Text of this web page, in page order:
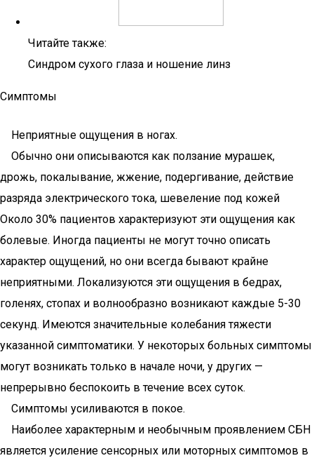
Читайте также:
Синдром сухого глаза и ношение линз
Симптомы
Неприятные ощущения в ногах.
Обычно они описываются как ползание мурашек,
дрожь, покалывание, жжение, подергивание, действие
разряда электрического тока, шевеление под кожей
Около 30% пациентов характеризуют эти ощущения как
болевые. Иногда пациенты не могут точно описать
характер ощущений, но они всегда бывают крайне
неприятными. Локализуются эти ощущения в бедрах,
голенях, стопах и волнообразно возникают каждые 5-30
секунд. Имеются значительные колебания тяжести
указанной симптоматики. У некоторых больных симптомы
могут возникать только в начале ночи, у других —
непрерывно беспокоить в течение всех суток.
Симптомы усиливаются в покое.
Наиболее характерным и необычным проявлением СБН
является усиление сенсорных или моторных симптомов в